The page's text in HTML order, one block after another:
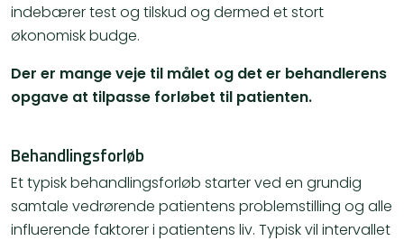
indebærer test og tilskud og dermed et stort
økonomisk budge.
Der er mange veje til målet og det er behandlerens
opgave at tilpasse forløbet til patienten.
Behandlingsforløb
​Et typisk behandlingsforløb starter ved en grundig
samtale vedrørende patientens problemstilling og alle
influerende faktorer i patientens liv. Typisk vil intervallet